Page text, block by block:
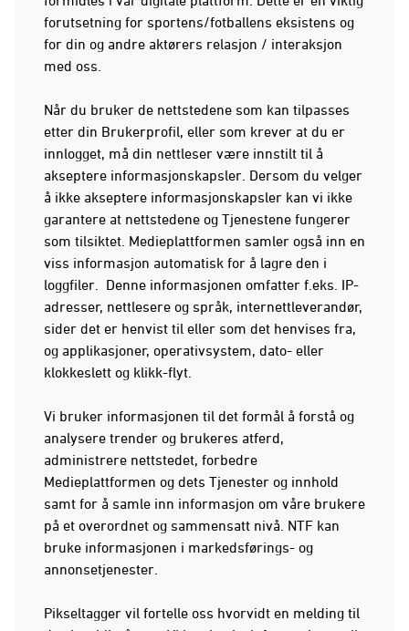
forutsetning for sportens/fotballens eksistens og
for din og andre aktørers relasjon / interaksjon
med oss.
Når du bruker de nettstedene som kan tilpasses
etter din Brukerprofil, eller som krever at du er
innlogget, må din nettleser være innstilt til å
akseptere informasjonskapsler. Dersom du velger
å ikke akseptere informasjonskapsler kan vi ikke
garantere at nettstedene og Tjenestene fungerer
som tilsiktet. Medieplattformen samler også inn en
viss informasjon automatisk for å lagre den i
loggfiler. Denne informasjonen omfatter f.eks. IP-
adresser, nettlesere og språk, internettleverandør,
sider det er henvist til eller som det henvises fra,
og applikasjoner, operativsystem, dato- eller
klokkeslett og klikk-flyt.
Vi bruker informasjonen til det formål å forstå og
analysere trender og brukeres atferd,
administrere nettstedet, forbedre
Medieplattformen og dets Tjenester og innhold
samt for å samle inn informasjon om våre brukere
på et overordnet og sammensatt nivå. NTF kan
bruke informasjonen i markedsførings- og
annonsetjenester.
Pikseltagger vil fortelle oss hvorvidt en melding til